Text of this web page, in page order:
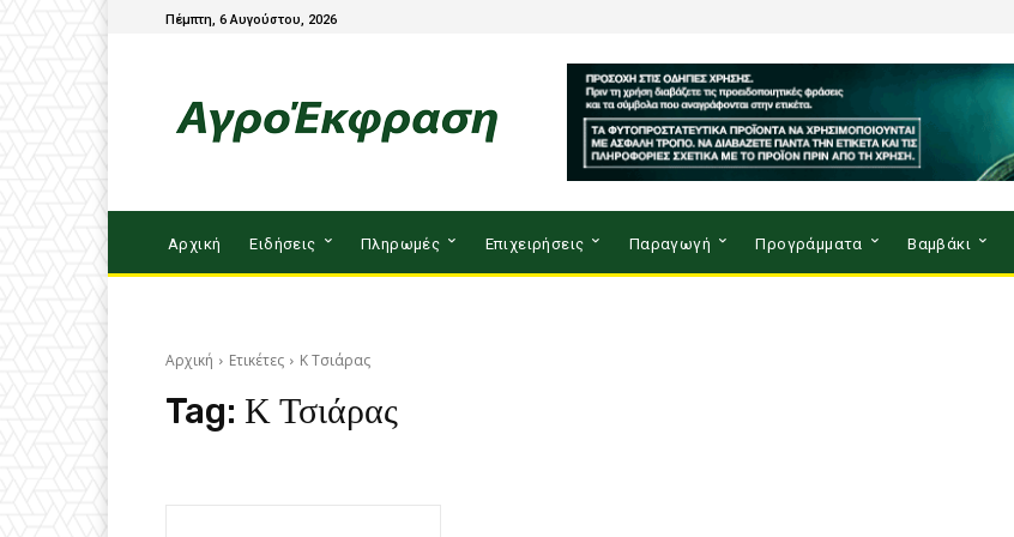
Πέμπτη, 6 Αυγούστου, 2026
Αρχική Ειδήσεις Πληρωμές Επιχειρήσεις Παραγωγή Προγράμματα Βαμβάκι
Αρχική Ετικέτες Κ Τσιάρας
Tag: Κ Τσιάρας